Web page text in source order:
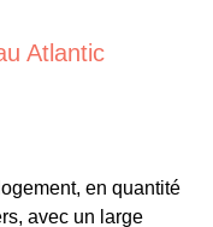
Atlantic
en quantité
avec un large